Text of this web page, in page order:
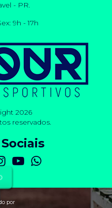
- PR.
9h - 17h
2026
reservados.
por